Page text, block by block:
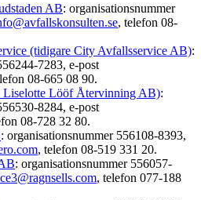
AB: organisationsnummer
, telefon 08-
(tidigare City Avfallsservice AB):
7283, e-post
08-665 08 90.
Lööf Återvinning AB):
8284, e-post
08-728 32 80.
: organisationsnummer 556108-8393,
, telefon 08-519 331 20.
: organisationsnummer 556057-
, telefon 077-188